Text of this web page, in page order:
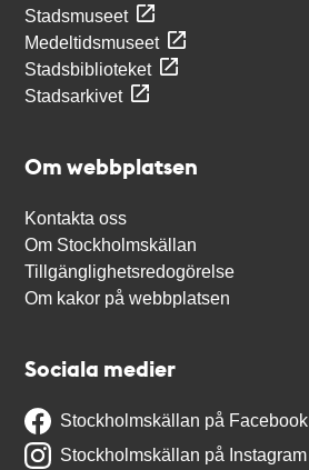
Stadsmuseet
Medeltidsmuseet
Stadsbiblioteket
Stadsarkivet
Om webbplatsen
Kontakta oss
Om Stockholmskällan
Tillgänglighetsredogörelse
Om kakor på webbplatsen
Sociala medier
Stockholmskällan på Facebook
Stockholmskällan på Instagram